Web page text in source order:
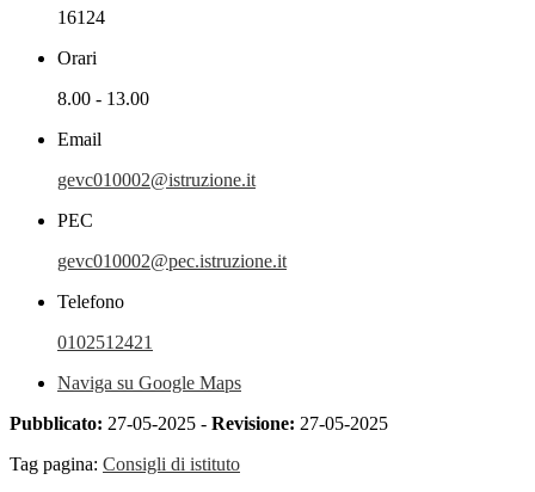
16124
Orari
8.00 - 13.00
Email
gevc010002@istruzione.it
PEC
gevc010002@pec.istruzione.it
Telefono
0102512421
Naviga su Google Maps
Pubblicato: 27-05-2025 - Revisione: 27-05-2025
Tag pagina: Consigli di istituto